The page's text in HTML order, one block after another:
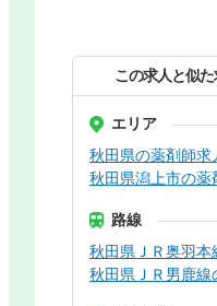
この求人と似
エリア
秋田県の薬剤師求
秋田県潟上市の薬
路線
秋田県ＪＲ奥羽本
秋田県ＪＲ男鹿線